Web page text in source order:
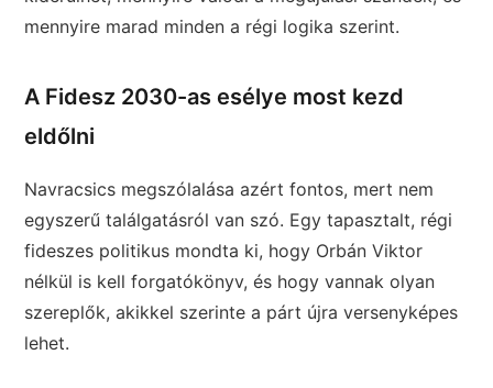
mennyire marad minden a régi logika szerint.
A Fidesz 2030-as esélye most kezd
eldőlni
Navracsics megszólalása azért fontos, mert nem
egyszerű találgatásról van szó. Egy tapasztalt, régi
fideszes politikus mondta ki, hogy Orbán Viktor
nélkül is kell forgatókönyv, és hogy vannak olyan
szereplők, akikkel szerinte a párt újra versenyképes
lehet.